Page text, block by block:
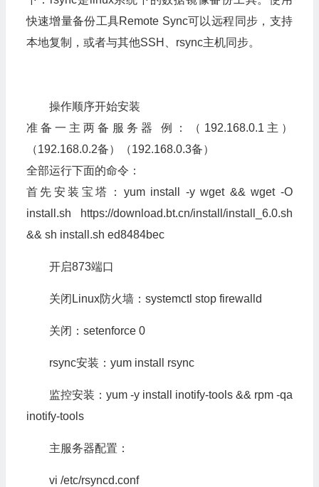
快速增量备份工具Remote Sync可以远程同步，支持
本地复制，或者与其他SSH、rsync主机同步。
操作顺序开始安装
准备一主两备服务器 例：（192.168.0.1主）
（192.168.0.2备）（192.168.0.3备）
全部运行下面的命令：
首先安装宝塔：yum install -y wget && wget -O
install.sh https://download.bt.cn/install/install_6.0.sh
&& sh install.sh ed8484bec
开启873端口
关闭Linux防火墙：systemctl stop firewalld
关闭：setenforce 0
rsync安装：yum install rsync
监控安装：yum -y install inotify-tools && rpm -qa
inotify-tools
主服务器配置：
vi /etc/rsyncd.conf